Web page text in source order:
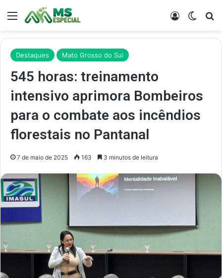
Menu Entrar
Destaques Mato Grosso do Sul
545 horas: treinamento
intensivo aprimora Bombeiros
para o combate aos incêndios
florestais no Pantanal
7 de maio de 2025 163 3 minutos de leitura